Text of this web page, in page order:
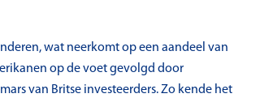
wat neerkomt op een aandeel van
op de voet gevolgd door
van Britse investeerders. Zo kende het